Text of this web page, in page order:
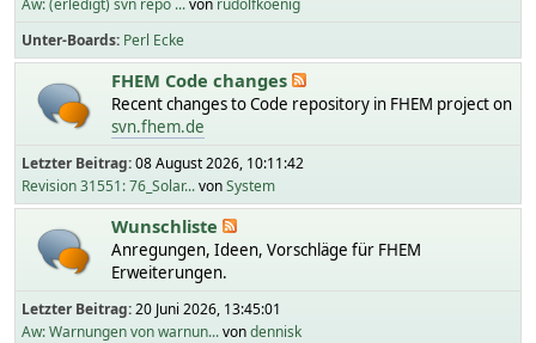
Aw: (erledigt) svn repo ...von rudolfkoenig
Unter-Boards Perl Ecke
FHEM Code changes
Recent changes to Code repository in FHEM project on
svn.fhem.de
Letzter Beitrag:08 August 2026, 10:11:42
Revision 31551: 76_Solar...vonSystem
Wunschliste
Anregungen, Ideen, Vorschläge für FHEM
Erweiterungen.
Letzter Beitrag:20 Juni 2026, 13:45:01
Aw: Warnungen von warnun...vondennisk